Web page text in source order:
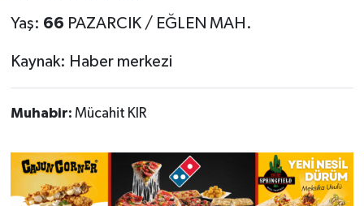
Yaş: 66 PAZARCIK / EĞLEN MAH.
Kaynak: Haber merkezi
Muhabir: Mücahit KIR